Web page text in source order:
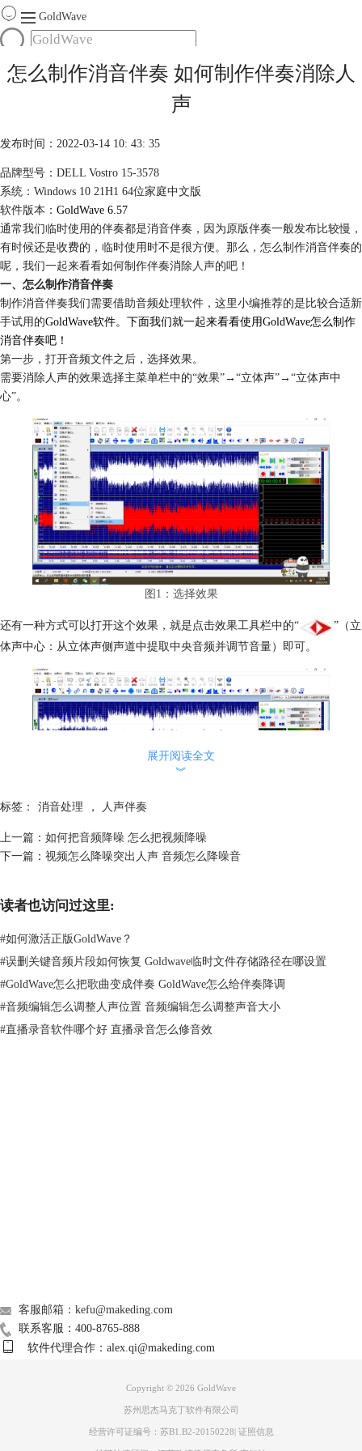
GoldWave
首页
产品
购买
怎么制作消音伴奏 如何制作伴奏消除人
声
发布时间：2022-03-14 10: 43: 35
品牌型号：DELL Vostro 15-3578
系统：Windows 10 21H1 64位家庭中文版
软件版本： GoldWave 6.57
通常我们临时使用的伴奏都是消音伴奏，因为原版伴奏一般发布比较慢，
有时候还是收费的，临时使用时不是很方便。那么，怎么制作消音伴奏的
呢，我们一起来看看如何制作伴奏消除 人声的吧！
一、怎么制作消音伴奏
制作消音伴奏我们需要借助音频处理软件，这里小编推荐的是比较合适新
手试用的GoldWave软件。下面我们就一起来看看使用GoldWave怎么制作
消音伴奏吧！
第一步，打开音频文件之后，选择效果。
需要消除人声的效果选择主菜单栏中的“效果”→“立体声”→“立体声中
心”。
图1：选择效果
还有一种方式可以打开这个效果，就是点击效果工具栏中的“
”（立
体声中心：从立体声侧声道中提取中央音频并调节音量）即可。
图2：选择效果
为最小、“至”的值为最大；“侧通道”中的左、右声道都是为-100，关闭状
态；“FFT设置”中的FFT大小为12，重叠为4。
第二步，调整中心频道。
因为我们需要做的是制作消音伴奏，音量表示的是人声，所以把音量调整
展开阅读全文
︾
标签： 消音处理 ， 人声伴奏
上一篇： 如何把音频降噪 怎么把视频降噪
下一篇： 视频怎么降噪突出人声 音频怎么降噪音
读者也访问过这里:
#如何激活正版GoldWave？
#误删关键音频片段如何恢复 Goldwave临时文件存储路径在哪设置
#GoldWave怎么把歌曲变成伴奏 GoldWave怎么给伴奏降调
#音频编辑怎么调整人声位置 音频编辑怎么调整声音大小
#直播录音软件哪个好 直播录音怎么修音效
客服邮箱：kefu@makeding.com
联系客服：400-8765-888
软件代理合作：alex.qi@makeding.com
Copyright © 2026 GoldWave
苏州思杰马克丁软件有限公司
经营许可证编号：苏B1.B2-20150228| 证照信息